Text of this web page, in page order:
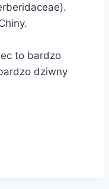
to bardzo
dziwny